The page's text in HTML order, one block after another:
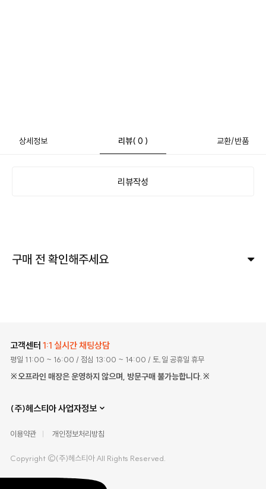
상세정보 리뷰( 0 ) 교환/반품
리뷰작성
구매 전 확인해주세요
고객센터 1:1 실시간 채팅상담
평일 11:00 ~ 16:00 / 점심 13:00 ~ 14:00 / 토,일 공휴일 휴무
※오프라인 매장은 운영하지 않으며, 방문구매 불가능합니다.※
(주)헤스티아 사업자정보
이용약관 개인정보처리방침
Copyright ©(주)헤스티아 All Rights Reserved.